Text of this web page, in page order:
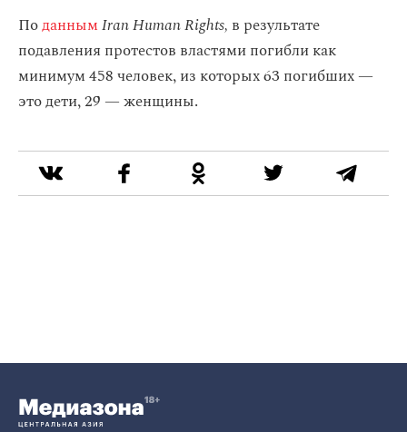
ПоданнымIran Human Rights, в результате
подавления протестов властями погибли как
минимум 458 человек, из которых 63 погибших —
это дети, 29 — женщины.